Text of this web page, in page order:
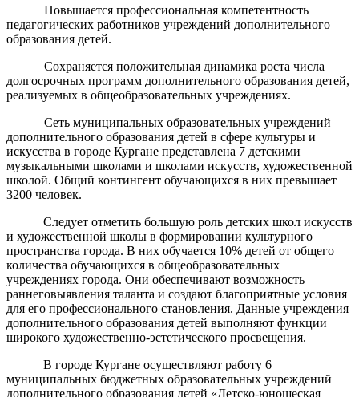
Повышается профессиональная компетентность
педагогических работников учреждений дополнительного
образования детей.
Сохраняется положительная динамика роста числа
долгосрочных программ дополнительного образования детей,
реализуемых в общеобразовательных учреждениях.
Сеть муниципальных образовательных учреждений
дополнительного образования детей в сфере культуры и
искусства в городе Кургане представлена 7 детскими
музыкальными школами и школами искусств, художественной
школой. Общий контингент обучающихся в них превышает
3200 человек.
Следует отметить большую роль детских школ искусств
и художественной школы в формировании культурного
пространства города. В них обучается 10% детей от общего
количества обучающихся в общеобразовательных
учреждениях города. Они обеспечивают возможность
раннеговыявления таланта и создают благоприятные условия
для его профессионального становления. Данные учреждения
дополнительного образования детей выполняют функции
широкого художественно-эстетического просвещения.
В городе Кургане осуществляют работу 6
муниципальных бюджетных образовательных учреждений
дополнительного образования детей «Детско-юношеская